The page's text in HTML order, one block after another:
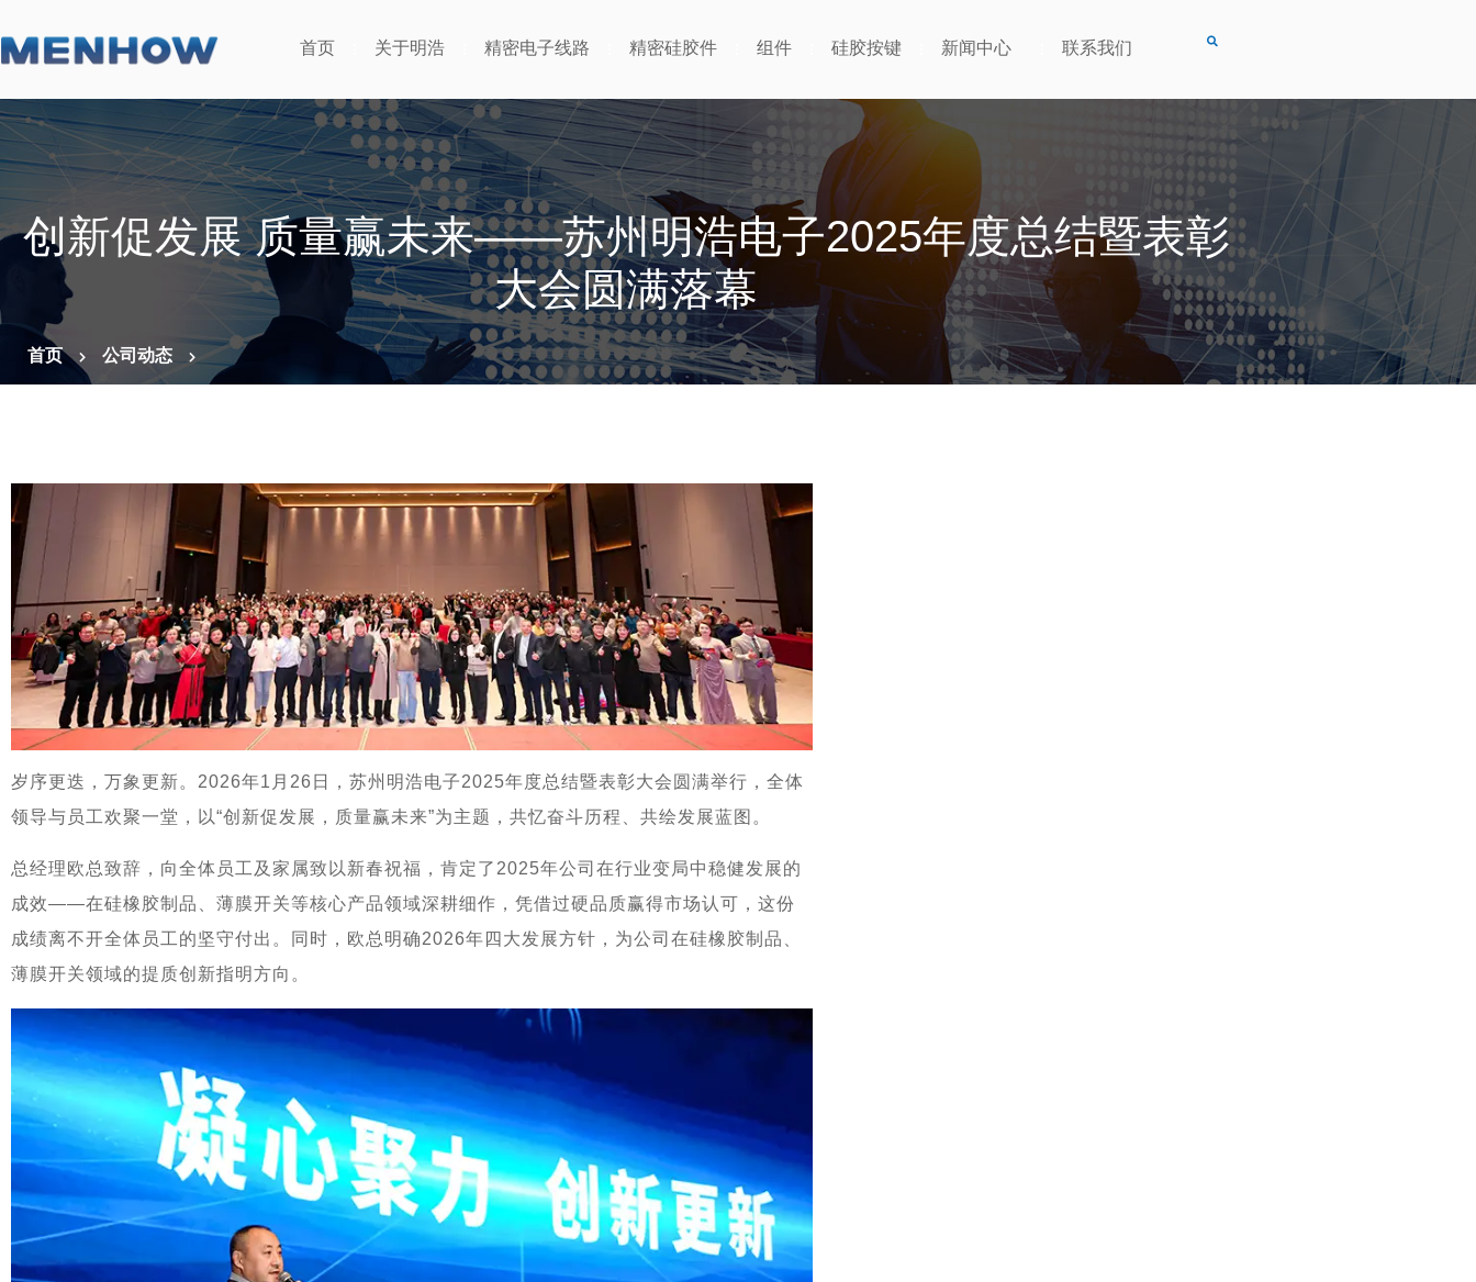
首页 关于明浩 精密电子线路 精密硅胶件 组件 硅胶按键 新闻中心 联系我们
创新促发展 质量赢未来——苏州明浩电子2025年度总结暨表彰
大会圆满落幕
首页 公司动态
岁序更迭，万象更新。2026年1月26日，苏州明浩电子2025年度总结暨表彰大会圆满举行，全体
领导与员工欢聚一堂，以“创新促发展，质量赢未来”为主题，共忆奋斗历程、共绘发展蓝图。
总经理欧总致辞，向全体员工及家属致以新春祝福，肯定了2025年公司在行业变局中稳健发展的
成效——在硅橡胶制品、薄膜开关等核心产品领域深耕细作，凭借过硬品质赢得市场认可，这份
成绩离不开全体员工的坚守付出。同时，欧总明确2026年四大发展方针，为公司在硅橡胶制品、
薄膜开关领域的提质创新指明方向。